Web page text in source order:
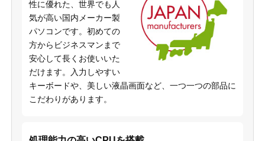
性に優れた、世界でも人
気が高い国内メーカー製
パソコンです。初めての
方からビジネスマンまで
安心して長くお使いいた
だけます。入力しやすい
キーボードや、美しい液晶画面など、一つ一つの部品に
こだわりがあります。